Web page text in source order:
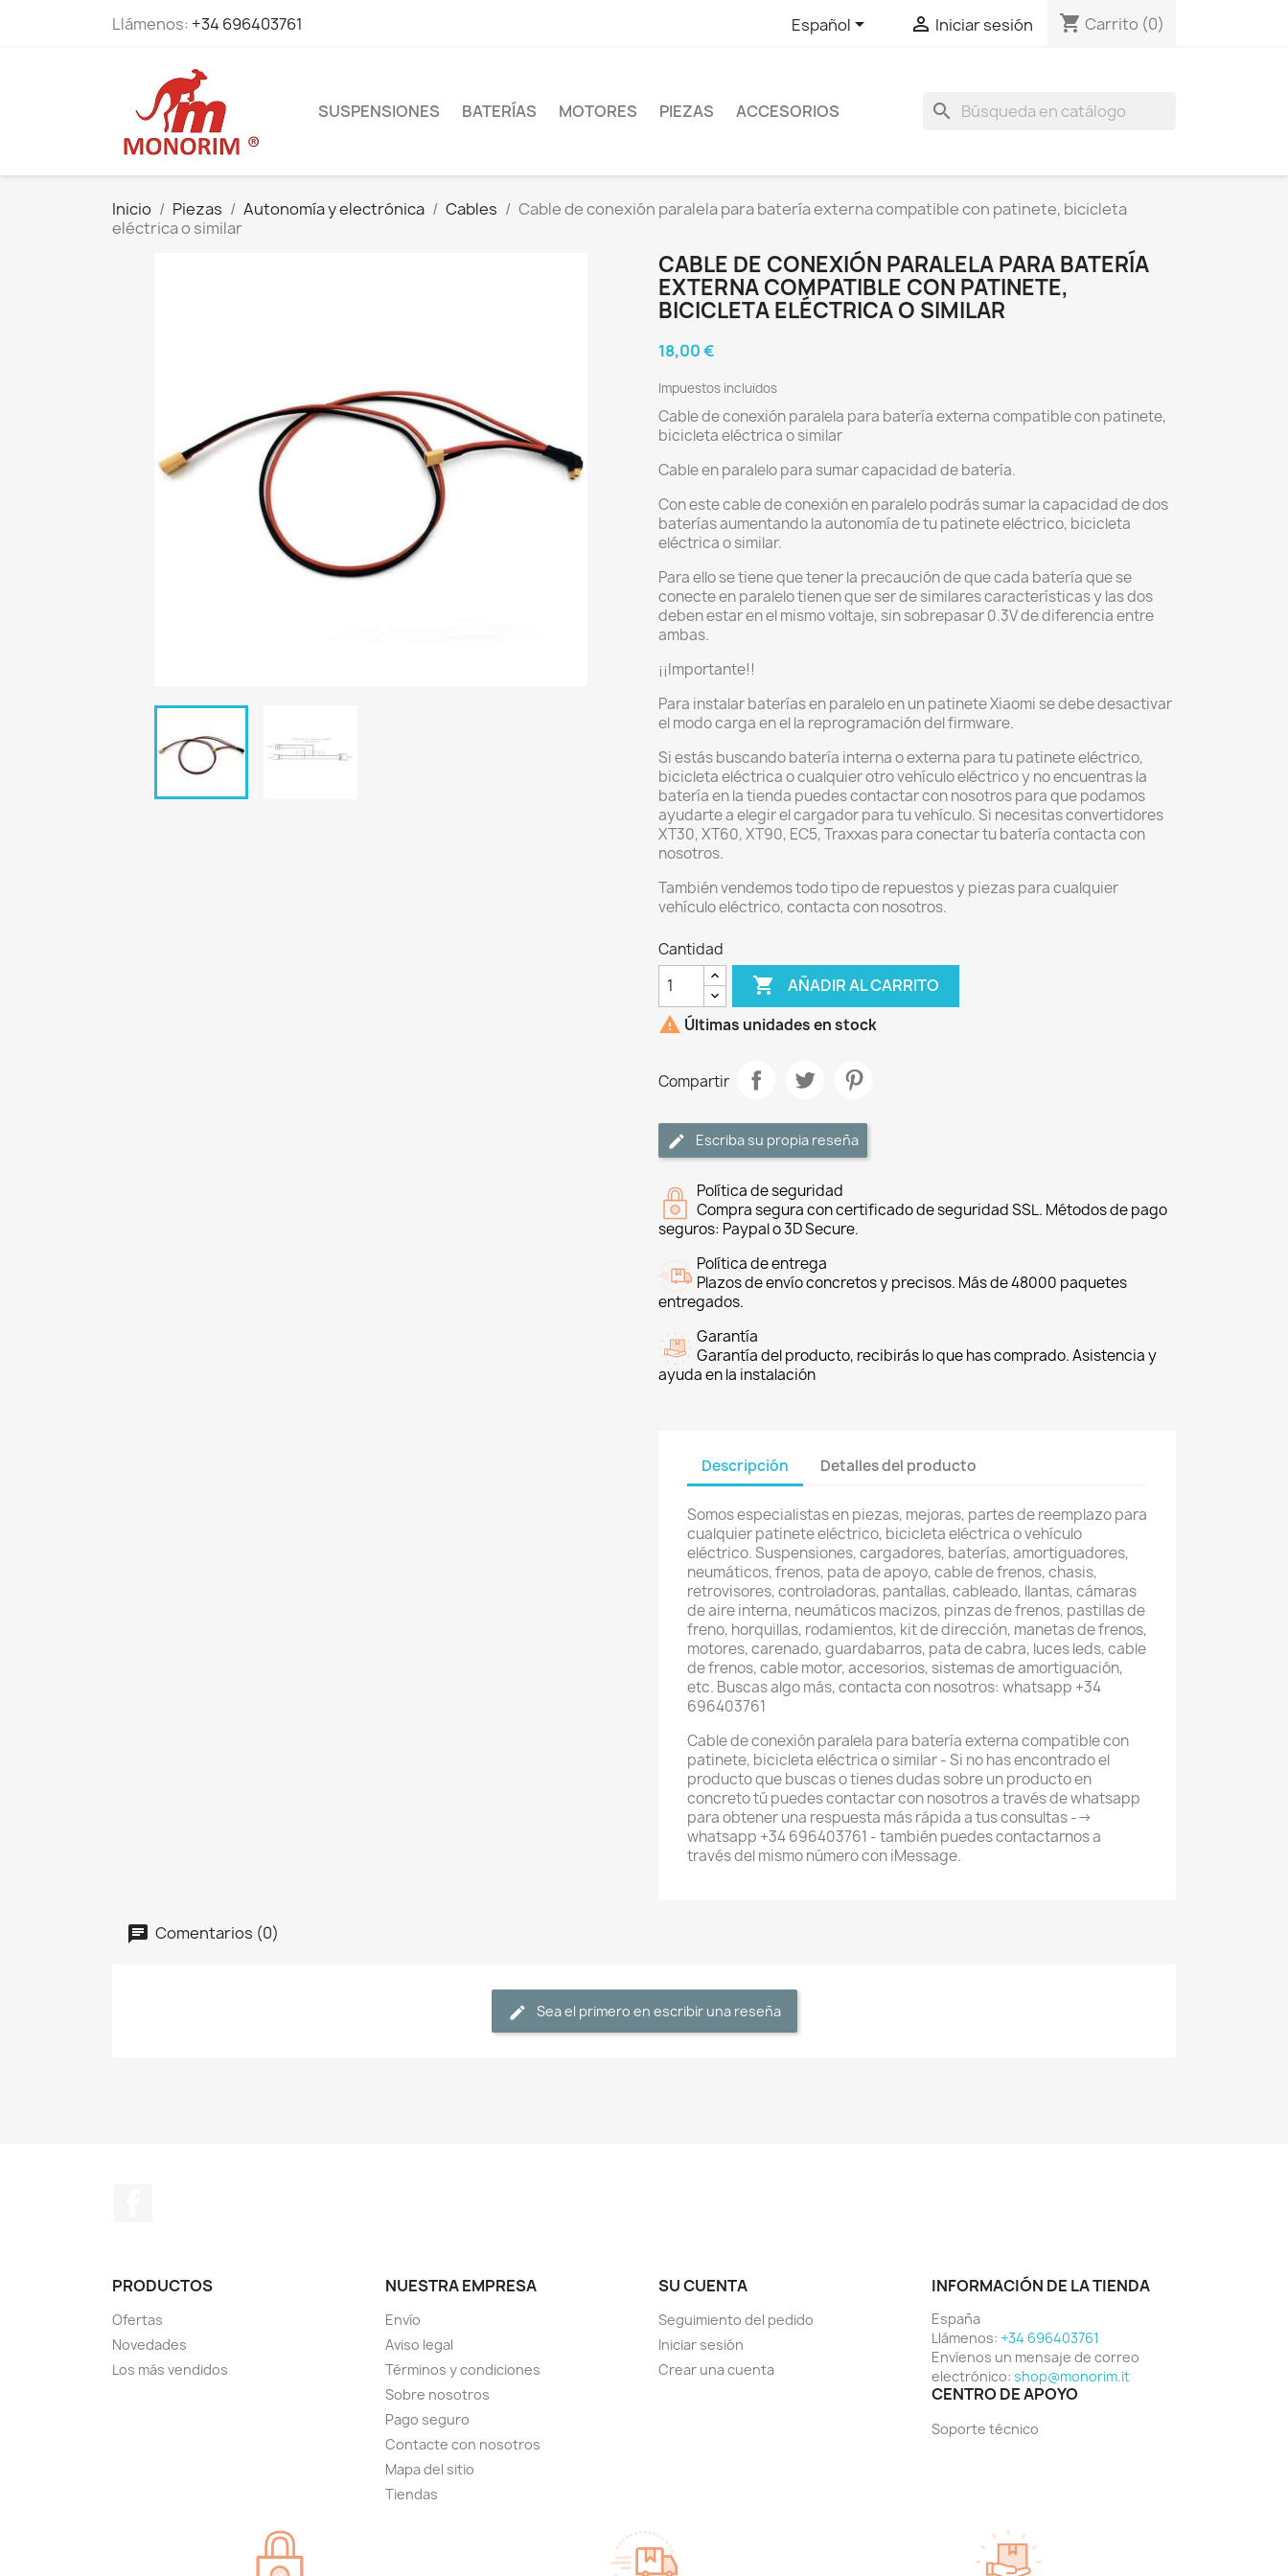
Llámenos: +34 696403761 Español  Iniciar sesión shopping_cart Carrito (0)
SUSPENSIONES BATERÍAS MOTORES PIEZAS ACCESORIOS search
Inicio Piezas Autonomía y electrónica Cables
Cable de conexión paralela para batería externa compatible con patinete, bicicleta
eléctrica o similar
CABLE DE CONEXIÓN PARALELA PARA BATERÍA
EXTERNA COMPATIBLE CON PATINETE,
BICICLETA ELÉCTRICA O SIMILAR
18,00 €
Impuestos incluidos
Cable de conexión paralela para batería externa compatible con patinete,
bicicleta eléctrica o similar
Cable en paralelo para sumar capacidad de batería.
Con este cable de conexión en paralelo podrás sumar la capacidad de dos
baterías aumentando la autonomía de tu patinete eléctrico, bicicleta
eléctrica o similar.
Para ello se tiene que tener la precaución de que cada batería que se
conecte en paralelo tienen que ser de similares características y las dos
deben estar en el mismo voltaje, sin sobrepasar 0.3V de diferencia entre
ambas.
¡¡Importante!!
Para instalar baterías en paralelo en un patinete Xiaomi se debe desactivar
el modo carga en el la reprogramación del firmware.
Si estás buscando batería interna o externa para tu patinete eléctrico,
bicicleta eléctrica o cualquier otro vehículo eléctrico y no encuentras la
batería en la tienda puedes contactar con nosotros para que podamos
ayudarte a elegir el cargador para tu vehículo. Si necesitas convertidores
XT30, XT60, XT90, EC5, Traxxas para conectar tu batería contacta con
nosotros.
También vendemos todo tipo de repuestos y piezas para cualquier
vehículo eléctrico, contacta con nosotros.
Cantidad
 AÑADIR AL CARRITO
 Últimas unidades en stock
Compartir
Escriba su propia reseña
Política de seguridad
Compra segura con certificado de seguridad SSL. Métodos de pago
seguros: Paypal o 3D Secure.
Política de entrega
Plazos de envío concretos y precisos. Más de 48000 paquetes
entregados.
Garantía
Garantía del producto, recibirás lo que has comprado. Asistencia y
ayuda en la instalación
Descripción Detalles del producto
Somos especialistas en piezas, mejoras, partes de reemplazo para
cualquier patinete eléctrico, bicicleta eléctrica o vehículo
eléctrico. Suspensiones, cargadores, baterías, amortiguadores,
neumáticos, frenos, pata de apoyo, cable de frenos, chasis,
retrovisores, controladoras, pantallas, cableado, llantas, cámaras
de aire interna, neumáticos macizos, pinzas de frenos, pastillas de
freno, horquillas, rodamientos, kit de dirección, manetas de frenos,
motores, carenado, guardabarros, pata de cabra, luces leds, cable
de frenos, cable motor, accesorios, sistemas de amortiguación,
etc. Buscas algo más, contacta con nosotros: whatsapp +34
696403761
Cable de conexión paralela para batería externa compatible con
patinete, bicicleta eléctrica o similar - Si no has encontrado el
producto que buscas o tienes dudas sobre un producto en
concreto tú puedes contactar con nosotros a través de whatsapp
para obtener una respuesta más rápida a tus consultas -->
whatsapp +34 696403761 - también puedes contactarnos a
través del mismo número con iMessage.
Comentarios (0)
Sea el primero en escribir una reseña
PRODUCTOS
Ofertas
Novedades
Los más vendidos
NUESTRA EMPRESA
Envío
Aviso legal
Términos y condiciones
Sobre nosotros
Pago seguro
Contacte con nosotros
Mapa del sitio
Tiendas
SU CUENTA
Seguimiento del pedido
Iniciar sesión
Crear una cuenta
INFORMACIÓN DE LA TIENDA
España
Llámenos: +34 696403761
Envíenos un mensaje de correo
electrónico: shop@monorim.it
CENTRO DE APOYO
Soporte técnico